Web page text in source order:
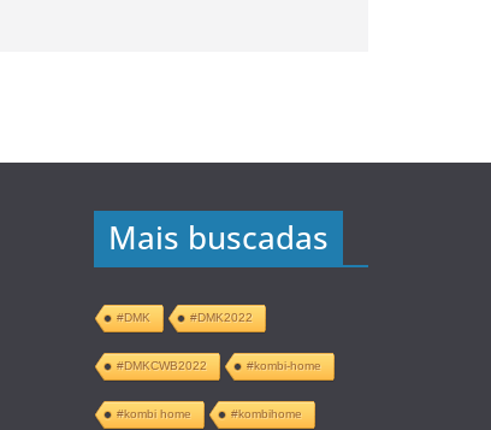
Mais buscadas
#DMK #DMK2022
#DMKCWB2022 #kombi-home
#kombi home #kombihome